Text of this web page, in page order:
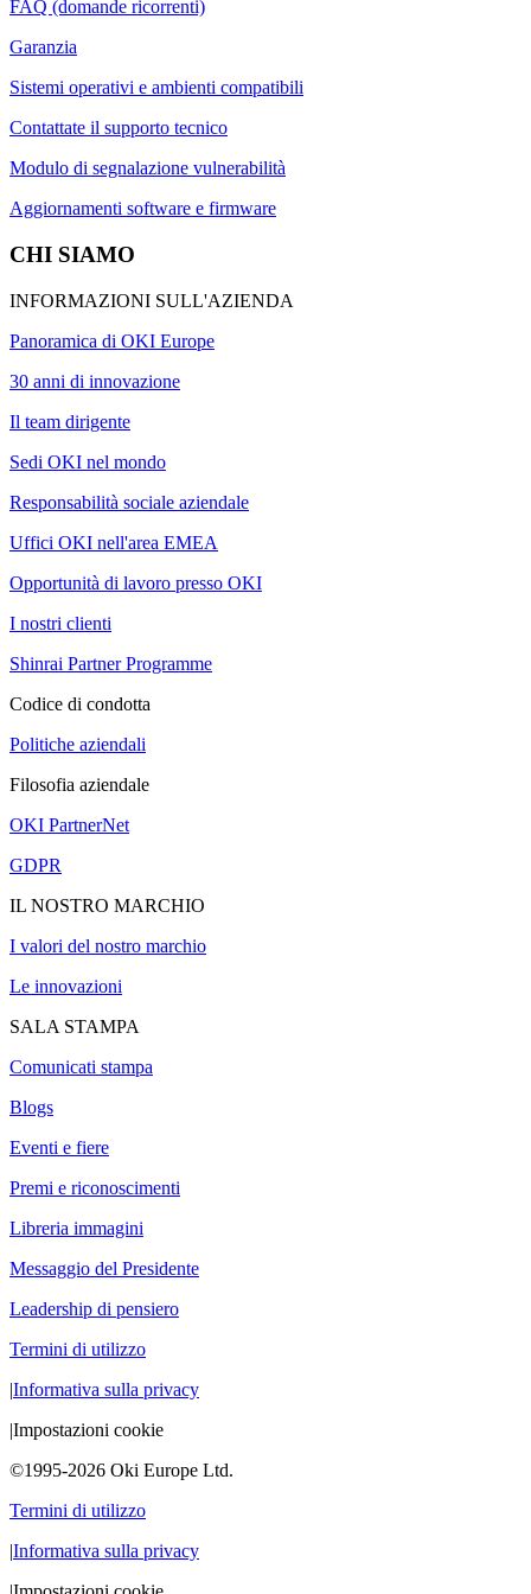
FAQ (domande ricorrenti)
Garanzia
Sistemi operativi e ambienti compatibili
Contattate il supporto tecnico
Modulo di segnalazione vulnerabilità
Aggiornamenti software e firmware
CHI SIAMO
INFORMAZIONI SULL'AZIENDA
Panoramica di OKI Europe
30 anni di innovazione
Il team dirigente
Sedi OKI nel mondo
Responsabilità sociale aziendale
Uffici OKI nell'area EMEA
Opportunità di lavoro presso OKI
I nostri clienti
Shinrai Partner Programme
Codice di condotta
Politiche aziendali
Filosofia aziendale
OKI PartnerNet
GDPR
IL NOSTRO MARCHIO
I valori del nostro marchio
Le innovazioni
SALA STAMPA
Comunicati stampa
Blogs
Eventi e fiere
Premi e riconoscimenti
Libreria immagini
Messaggio del Presidente
Leadership di pensiero
Termini di utilizzo
|Informativa sulla privacy
|Impostazioni cookie
©1995-2026 Oki Europe Ltd.
Termini di utilizzo
|Informativa sulla privacy